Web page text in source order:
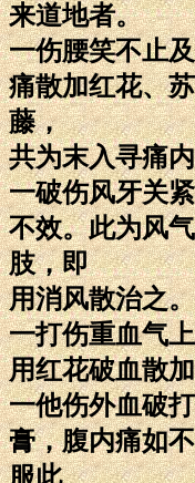
来道地者。
一伤腰笑不止
痛散加红花、
藤，
共为末入寻痛
一破伤风牙关
不效。此为风
肢，即
用消风散治之。
一打伤重血气
用红花破血散
一他伤外血破
膏，腹内痛如
服此